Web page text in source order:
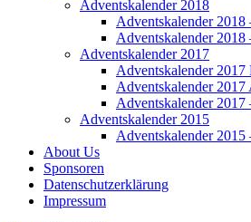
Adventskalender 2018
Adventskalender 2018
Adventskalender 2018
Adventskalender 2017
Adventskalender 2017
Adventskalender 2017
Adventskalender 2017
Adventskalender 2015
Adventskalender 2015
About Us
Sponsoren
Datenschutzerklärung
Impressum